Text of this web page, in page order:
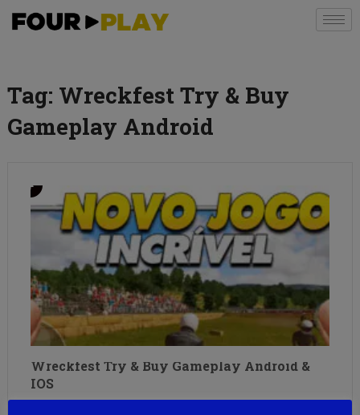
Tag: Wreckfest Try & Buy
Gameplay Android
Wreckfest Try & Buy Gameplay Android &
IOS